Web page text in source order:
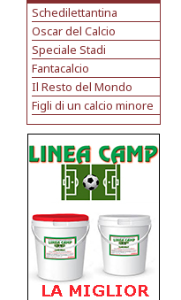
Schedilettantina
Oscar del Calcio
Speciale Stadi
Fantacalcio
Il Resto del Mondo
Figli di un calcio minore